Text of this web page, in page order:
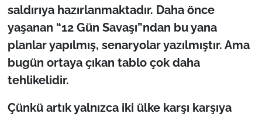
saldırıya hazırlanmaktadır. Daha önce
yaşanan “12 Gün Savaşı”ndan bu yana
planlar yapılmış, senaryolar yazılmıştır. Ama
bugün ortaya çıkan tablo çok daha
tehlikelidir.
Çünkü artık yalnızca iki ülke karşı karşıya